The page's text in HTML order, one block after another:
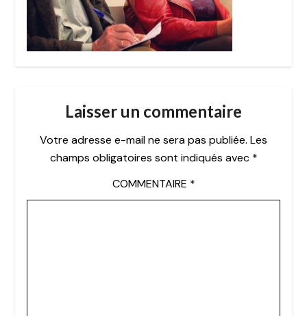
Laisser un commentaire
Votre adresse e-mail ne sera pas publiée. Les
champs obligatoires sont indiqués avec *
COMMENTAIRE *